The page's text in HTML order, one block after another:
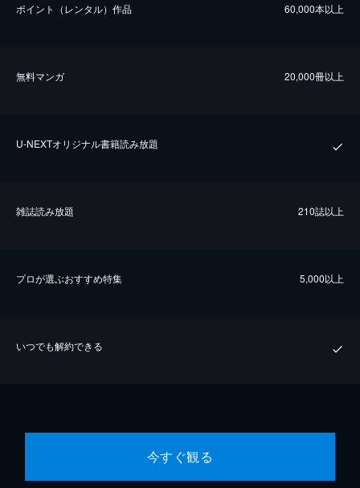
ポイント（レンタル）作品 60,000本以上
無料マンガ 20,000冊以上
U-NEXTオリジナル書籍読み放題
雑誌読み放題 210誌以上
プロが選ぶおすすめ特集 5,000以上
いつでも解約できる
今すぐ観る